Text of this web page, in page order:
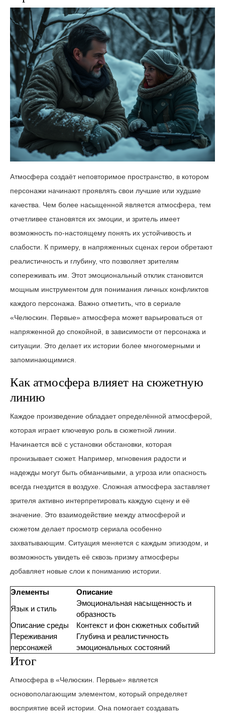
Атмосфера создаёт неповторимое пространство, в котором
персонажи начинают проявлять свои лучшие или худшие
качества. Чем более насыщенной является атмосфера, тем
отчетливее становятся их эмоции, и зритель имеет
возможность по-настоящему понять их устойчивость и
слабости. К примеру, в напряженных сценах герои обретают
реалистичность и глубину, что позволяет зрителям
сопереживать им. Этот эмоциональный отклик становится
мощным инструментом для понимания личных конфликтов
каждого персонажа. Важно отметить, что в сериале
«Челюскин. Первые» атмосфера может варьироваться от
напряженной до спокойной, в зависимости от персонажа и
ситуации. Это делает их истории более многомерными и
запоминающимися.
Как атмосфера влияет на сюжетную
линию
Каждое произведение обладает определённой атмосферой,
которая играет ключевую роль в сюжетной линии.
Начинается всё с установки обстановки, которая
пронизывает сюжет. Например, мгновения радости и
надежды могут быть обманчивыми, а угроза или опасность
всегда гнездится в воздухе. Сложная атмосфера заставляет
зрителя активно интерпретировать каждую сцену и её
значение. Это взаимодействие между атмосферой и
сюжетом делает просмотр сериала особенно
захватывающим. Ситуация меняется с каждым эпизодом, и
возможность увидеть её сквозь призму атмосферы
добавляет новые слои к пониманию истории.
Элементы
Описание
Язык и стиль
Эмоциональная насыщенность и
образность
Описание среды
Контекст и фон сюжетных событий
Переживания
персонажей
Глубина и реалистичность
эмоциональных состояний
Итог
Атмосфера в «Челюскин. Первые» является
основополагающим элементом, который определяет
восприятие всей истории. Она помогает создавать